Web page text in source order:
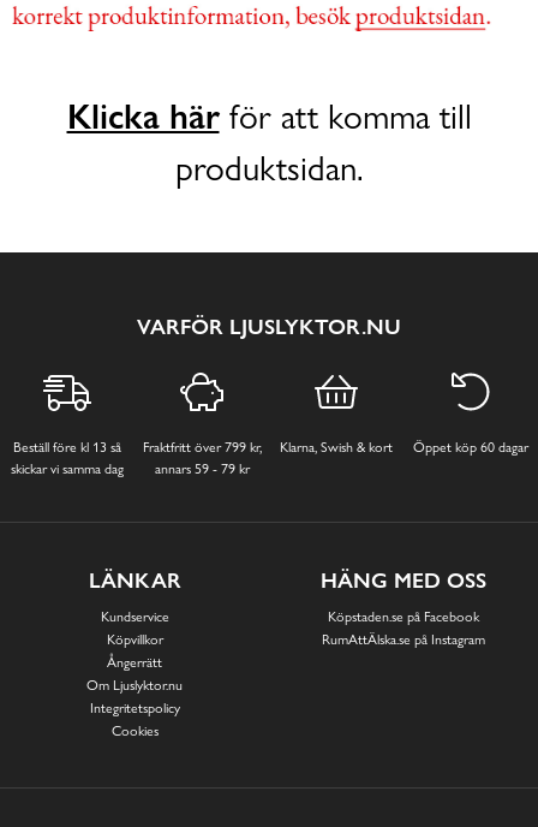
Klicka härför att komma till
produktsidan.
VARFÖR LJUSLYKTOR.NU
Beställ före kl 13 så
skickar vi samma dag
Fraktfritt över 799 kr,
annars 59 - 79 kr
Klarna, Swish & kort Öppet köp 60 dagar
LÄNKAR
Kundservice
Köpvillkor
Ångerrätt
Om Ljuslyktor.nu
Integritetspolicy
Cookies
HÄNG MED OSS
Köpstaden.se på Facebook
RumAttÄlska.se på Instagram